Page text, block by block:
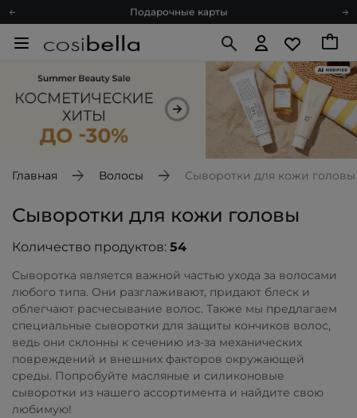
Подарочные карты
Доставка с любовью
Главная Волосы Сыворотки для кожи головы
Сыворотки для кожи головы
Количество продуктов: 54
Сыворотка является важной частью ухода за волосами
любого типа. Они разглаживают, придают блеск и
облегчают расчесывание волос. Также мы предлагаем
специальные сыворотки для защиты кончиков волос,
ведь они склонны к сечению из-за механических
повреждений и внешних факторов окружающей
среды. Попробуйте масляные и силиконовые
сыворотки из нашего ассортимента и найдите свою
любимую!